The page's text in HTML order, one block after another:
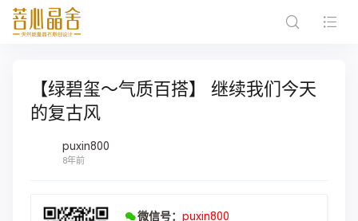
【绿碧玺～气质百搭】 继续我们今天
的复古风
puxin800
8年前
微信号： puxin800